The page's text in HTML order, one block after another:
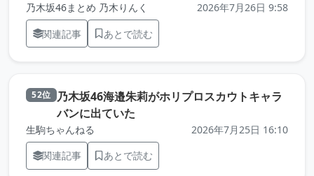
乃木坂46まとめ 乃木りんく
2026年7月26日 9:58
関連記事
あとで読む
52位 乃木坂46海邉朱莉がホリプロスカウトキャラ
バンに出ていた
生駒ちゃんねる
2026年7月25日 16:10
関連記事
あとで読む